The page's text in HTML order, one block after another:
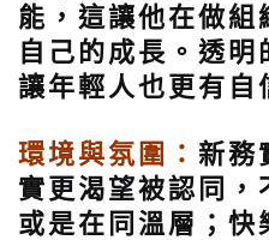
能，這讓他在做組
自己的成長。透明
讓年輕人也更有自
環境與氛圍： 新務
實更渴望被認同，
或是在同溫層；快